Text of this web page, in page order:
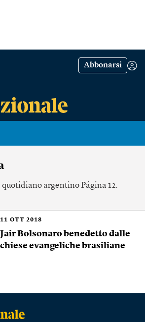
Abbonarsi
argentino Página 12.
11 OTT 2018
Jair Bolsonaro benedetto dalle
chiese evangeliche brasiliane